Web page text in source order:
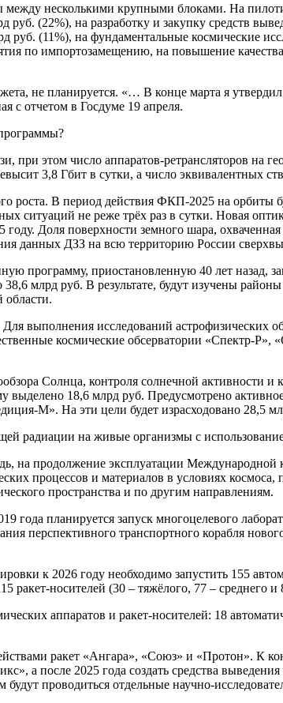
между несколькими крупными блоками. На
(22%), на разработку и закупку средств
руб. (11%), на фундаментальные космические
по импортозамещению, на повышение
не планируется. «… В конце марта я
с отчетом в Госдуме 19 апреля.
при этом число аппаратов-ретрансляторов на
3,8 Гбит в сутки, а число эквивалентных
роста. В период действия ФКП-2025 на орбиты
ситуаций не реже трёх раз в сутки. Новая
Доля поверхности земного шара,
данных ДЗЗ на всю территорию России
программу, приостановленную 40 лет назад,
млрд руб. В результате, будут изучены
области.
выполнения исследований астрофизических
космические обсерватории «Спектр-
Солнца, контроля солнечной активности
18,6 млрд руб. Предусмотрено
М». На эти цели будет израсходовано 28,5
радиации на живые организмы с
продолжение эксплуатации Международной
процессов и материалов в условиях
пространства и по другим направлениям.
года планируется запуск многоцелевого
перспективного транспортного корабля
к 2026 году необходимо запустить 155
ракет-носителей (30 – тяжёлого, 77 – среднего
аппаратов и ракет-носителей: 18
ракет «Ангара», «Союз» и «Протон». К
а после 2025 года создать средства
проводиться отдельные научно-